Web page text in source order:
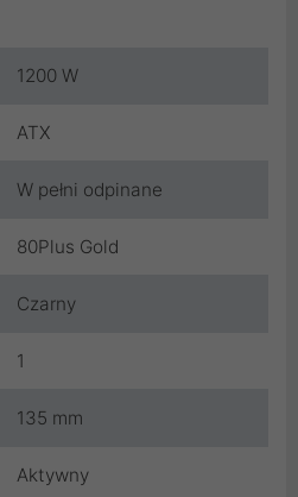
1200 W
ATX
W pełni odpinane
80Plus Gold
Czarny
1
135 mm
Aktywny